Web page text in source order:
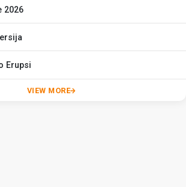
2026
Erupsi
VIEW MORE